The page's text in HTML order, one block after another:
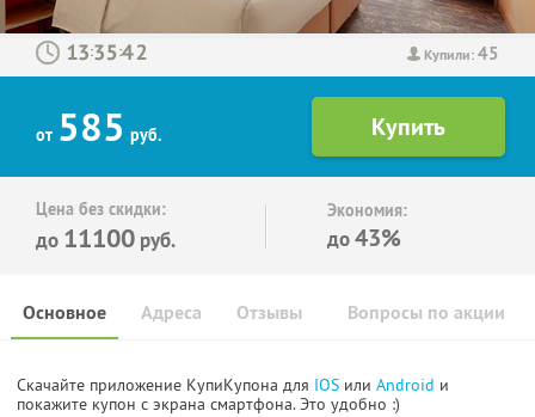
Купили:45
: :
от 585 руб.
Цена без скидки:
до 11100 руб.
Экономия:
до43%
Основное Отзывы Вопросы по акции
Адреса
Скачайте приложение КупиКупона для IOS или Android и
покажите купон с экрана смартфона. Это удобно :)